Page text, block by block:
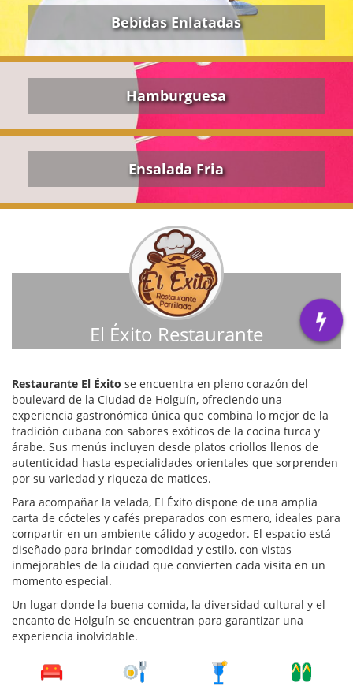
Bebidas Enlatadas
Hamburguesa
Ensalada Fria
El Éxito Restaurante
Restaurante El Éxito se encuentra en pleno corazón del
boulevard de la Ciudad de Holguín, ofreciendo una
experiencia gastronómica única que combina lo mejor de la
tradición cubana con sabores exóticos de la cocina turca y
árabe. Sus menús incluyen desde platos criollos llenos de
autenticidad hasta especialidades orientales que sorprenden
por su variedad y riqueza de matices.
Para acompañar la velada, El Éxito dispone de una amplia
carta de cócteles y cafés preparados con esmero, ideales para
compartir en un ambiente cálido y acogedor. El espacio está
diseñado para brindar comodidad y estilo, con vistas
inmejorables de la ciudad que convierten cada visita en un
momento especial.
Un lugar donde la buena comida, la diversidad cultural y el
encanto de Holguín se encuentran para garantizar una
experiencia inolvidable.